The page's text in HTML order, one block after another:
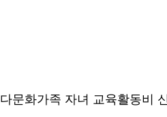
다문화가족 자녀 교육활동비